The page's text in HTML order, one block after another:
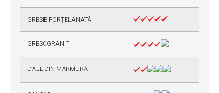
GRESIE PORȚELANATĂ
GRESOGRANIT
DALE DIN MARMURĂ